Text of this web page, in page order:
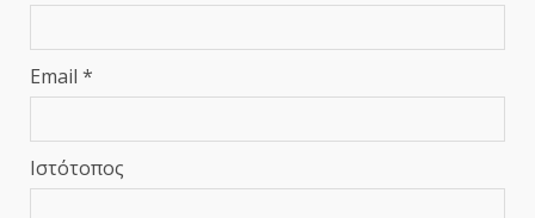
Email *
Ιστότοπος